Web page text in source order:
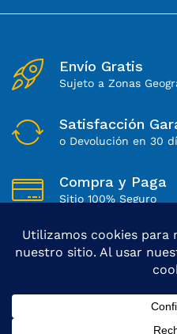
Envío Gratis
Sujeto a Zonas
Satisfacción
o Devolución en 30
Compra y Paga
Sitio 100% Seguro
Lunes a
Soporte Directo de 8
© 2025 Dong Cheng |